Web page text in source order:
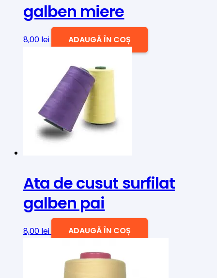
galben miere
8,00 lei ADAUGĂ ÎN COȘ
Ata de cusut surfilat
galben pai
8,00 lei ADAUGĂ ÎN COȘ